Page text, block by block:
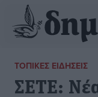
ΤΟΠΙΚΈΣ ΕΙΔΉΣΕΙΣ
ΣΕΤΕ: